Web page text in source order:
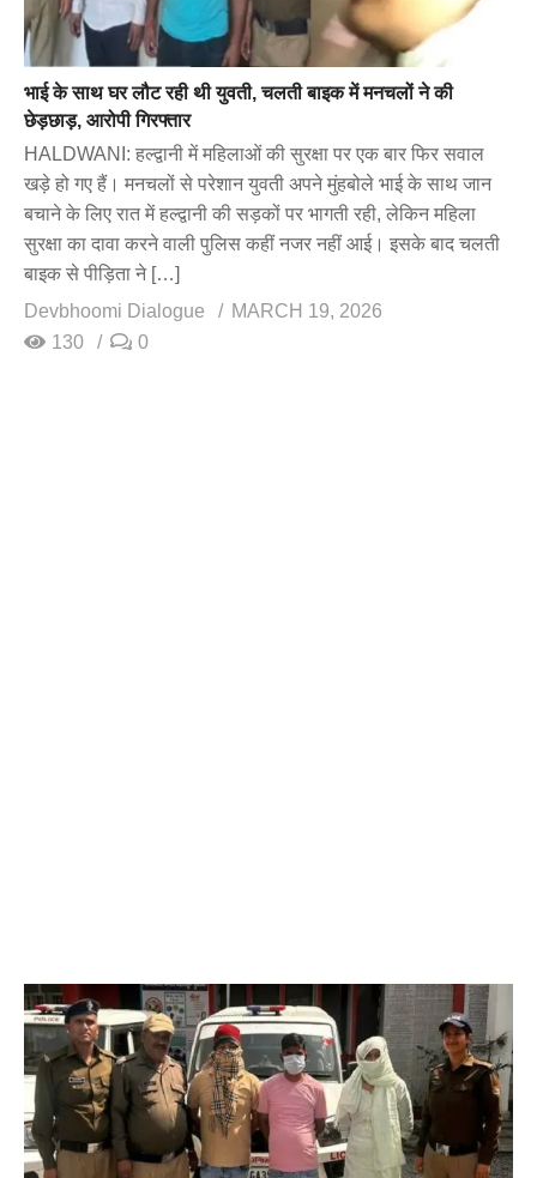
भाई के साथ घर लौट रही थी युवती, चलती बाइक में मनचलों ने की
छेड़छाड़, आरोपी गिरफ्तार
HALDWANI: हल्द्वानी में महिलाओं की सुरक्षा पर एक बार फिर सवाल
खड़े हो गए हैं। मनचलों से परेशान युवती अपने मुंहबोले भाई के साथ जान
बचाने के लिए रात में हल्द्वानी की सड़कों पर भागती रही, लेकिन महिला
सुरक्षा का दावा करने वाली पुलिस कहीं नजर नहीं आई। इसके बाद चलती
बाइक से पीड़िता ने […]
Devbhoomi Dialogue
MARCH 19, 2026
130
0